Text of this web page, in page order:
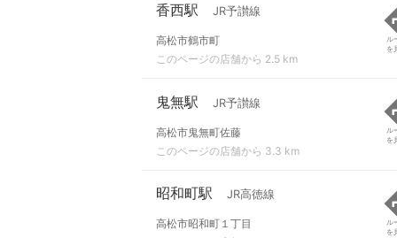
香西駅 JR予讃線
高松市鶴市町
このページの店舗から 2.5 km
ル
を
鬼無駅 JR予讃線
高松市鬼無町佐藤
このページの店舗から 3.3 km
ル
を
昭和町駅 JR高徳線
高松市昭和町１丁目
ル
を